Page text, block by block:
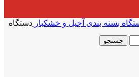
جستجو
بسته بندی آجیل و خشکبار دستگاه